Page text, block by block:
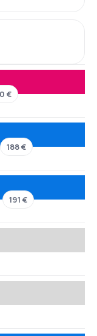
€
188 €
191 €